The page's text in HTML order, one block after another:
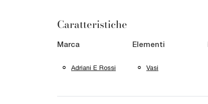
Caratteristiche
Marca
Adriani E Rossi
Elementi
Vasi